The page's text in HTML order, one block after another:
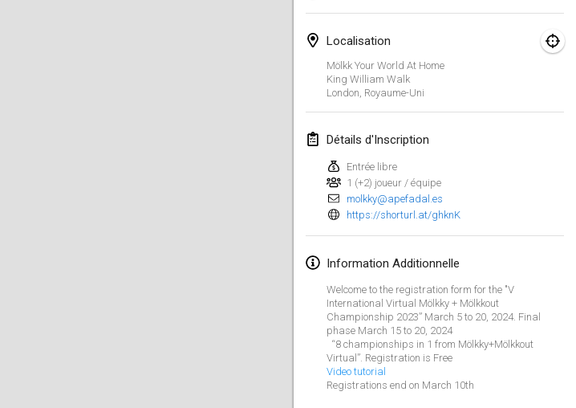
Localisation
Mölkk Your World At Home
King William Walk
London Royaume-Uni
Détails d'Inscription
Entrée libre
1 (+2) joueur / équipe
molkky@apefadal.es
https://shorturl.at/ghknK
Information Additionnelle
Welcome to the registration form for the "V
International Virtual Mölkky + Mölkkout
Championship 2023” March 5 to 20, 2024. Final
phase March 15 to 20, 2024
“8 championships in 1 from Mölkky+Mölkkout
Virtual”. Registration is Free
Video tutorial
Registrations end on March 10th
21 janv. 2024
SingeliDuppeli
27 janv. 2024
février 2024
2 févr. 2024|États-Unis
3 févr. 2024|Finlande
Indoor de la CASAS
17 févr. 2024 France